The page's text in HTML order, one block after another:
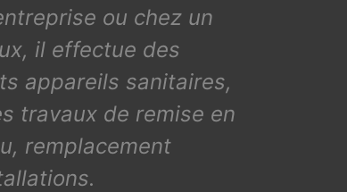
ou chez un
il effectue des
appareils sanitaires,
travaux de remise en
remplacement